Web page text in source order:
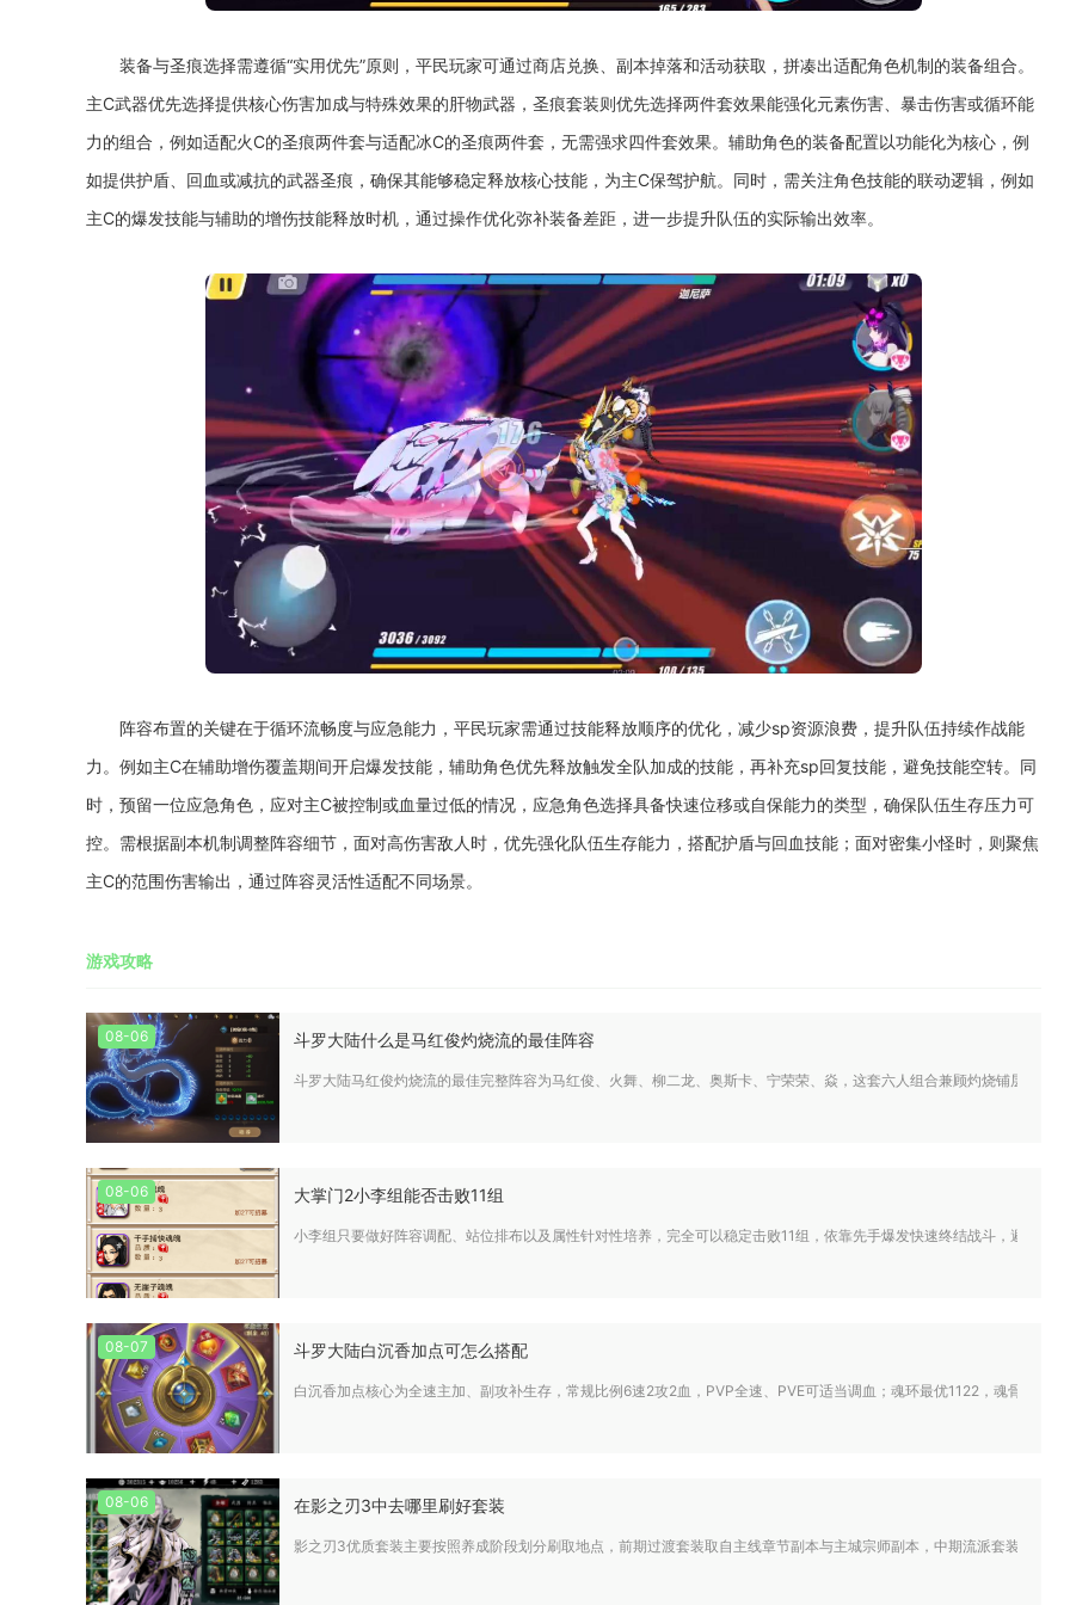
装备与圣痕选择需遵循“实用优先”原则，平民玩家可通过商店兑换、副本掉落和活动获取，拼凑出适配角色机制的装备组合。
主C武器优先选择提供核心伤害加成与特殊效果的肝物武器，圣痕套装则优先选择两件套效果能强化元素伤害、暴击伤害或循环能
力的组合，例如适配火C的圣痕两件套与适配冰C的圣痕两件套，无需强求四件套效果。辅助角色的装备配置以功能化为核心，例
如提供护盾、回血或减抗的武器圣痕，确保其能够稳定释放核心技能，为主C保驾护航。同时，需关注角色技能的联动逻辑，例如
主C的爆发技能与辅助的增伤技能释放时机，通过操作优化弥补装备差距，进一步提升队伍的实际输出效率。
阵容布置的关键在于循环流畅度与应急能力，平民玩家需通过技能释放顺序的优化，减少sp资源浪费，提升队伍持续作战能
力。例如主C在辅助增伤覆盖期间开启爆发技能，辅助角色优先释放触发全队加成的技能，再补充sp回复技能，避免技能空转。同
时，预留一位应急角色，应对主C被控制或血量过低的情况，应急角色选择具备快速位移或自保能力的类型，确保队伍生存压力可
控。需根据副本机制调整阵容细节，面对高伤害敌人时，优先强化队伍生存能力，搭配护盾与回血技能；面对密集小怪时，则聚焦
主C的范围伤害输出，通过阵容灵活性适配不同场景。
游戏攻略
08-06 斗罗大陆什么是马红俊灼烧流的最佳阵容
斗罗大陆马红俊灼烧流的最佳完整阵容为马红俊、火舞、柳二龙、奥斯卡、宁荣荣、焱，这套六人组合兼顾灼烧铺层、
08-06 大掌门2小李组能否击败11组
小李组只要做好阵容调配、站位排布以及属性针对性培养，完全可以稳定击败11组，依靠先手爆发快速终结战斗，避开
08-07 斗罗大陆白沉香加点可怎么搭配
白沉香加点核心为全速主加、副攻补生存，常规比例6速2攻2血，PVP全速、PVE可适当调血；魂环最优1122，魂骨选
08-06 在影之刃3中去哪里刷好套装
影之刃3优质套装主要按照养成阶段划分刷取地点，前期过渡套装取自主线章节副本与主城宗师副本，中期流派套装集中